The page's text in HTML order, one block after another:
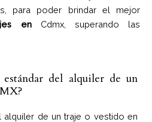
para poder brindar el mejor
en Cdmx, superando las
del alquiler de un
alquiler de un traje o vestido en